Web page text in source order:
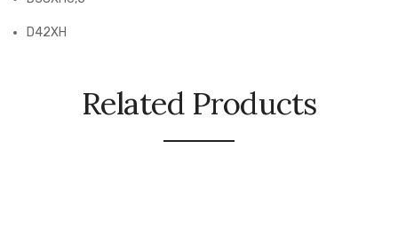
D42XH
Related Products